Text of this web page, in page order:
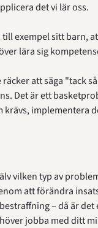
det vi lär oss.
exempel sitt barn,
lära sig
att säga "tack
Det är ett
implementera
vilken typ av
att förändra
– då är det
jobba med ditt